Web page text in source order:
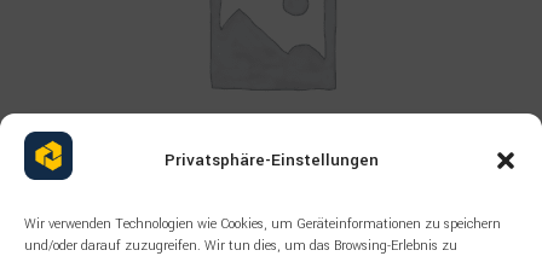
Privatsphäre-Einstellungen
Wir verwenden Technologien wie Cookies, um Geräteinformationen zu speichern
und/oder darauf zuzugreifen. Wir tun dies, um das Browsing-Erlebnis zu
Read more
MALE STUD SANDVIK